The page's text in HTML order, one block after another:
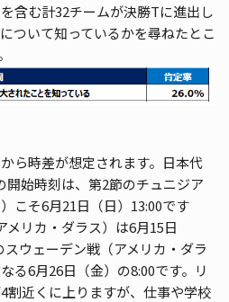
含む計32チームが決勝Tに進出し
ついて知っているかを尋ねたとこ
ら時差が想定されます。日本代
開始時刻は、第2節のチュニジア
こそ6月21日（日）13:00です
リカ・ダラス）は6月15日
スウェーデン戦（アメリカ・ダラ
る6月26日（金）の8:00です。リ
割近くに上りますが、仕事や学校